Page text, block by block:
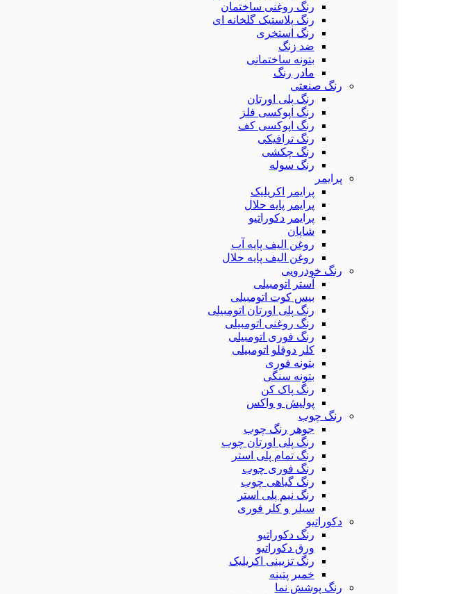
رنگ روغنی ساختمان
رنگ پلاستیک گلخانه ای
رنگ استخری
ضد زنگ
بتونه ساختمانی
مادر رنگ
رنگ صنعتی
رنگ پلی اورتان
رنگ اپوکسی فلز
رنگ اپوکسی کف
رنگ ترافیکی
رنگ چکشی
رنگ سوله
پرایمر
پرایمر اکریلیک
پرایمر پایه حلال
پرایمر دکوراتیو
شاپان
روغن الیف پایه آب
روغن الیف پایه حلال
رنگ خودرویی
آستر اتومبیلی
بیس کوت اتومبیلی
رنگ پلی اورتان اتومبیلی
رنگ روغنی اتومبیلی
رنگ فوری اتومبیلی
کلر دوقلو اتومبیلی
بتونه فوری
بتونه سنگی
رنگ پاک کن
پولیش و واکس
رنگ چوب
جوهر رنگ چوب
رنگ پلی اورتان چوب
رنگ تمام پلی استر
رنگ فوری چوب
رنگ گیاهی چوب
رنگ نیم پلی استر
سیلر و کلر فوری
دکوراتیو
رنگ دکوراتیو
ورق دکوراتیو
رنگ تزیینی اکریلیک
خمیر پتینه
رنگ پوشش نما